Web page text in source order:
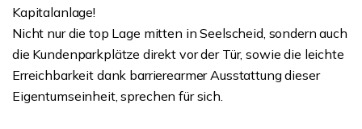
Kapitalanlage!
Nicht nur die top Lage mitten in Seelscheid, sondern auch
die Kundenparkplätze direkt vor der Tür, sowie die leichte
Erreichbarkeit dank barrierearmer Ausstattung dieser
Eigentumseinheit, sprechen für sich.